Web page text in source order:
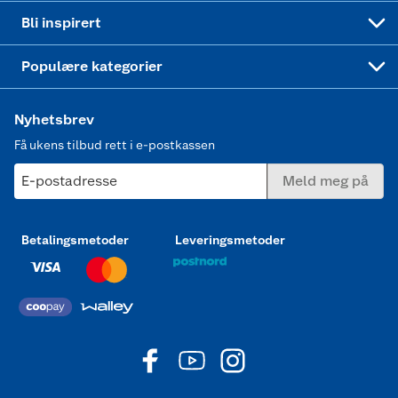
Bli inspirert
Populære kategorier
Nyhetsbrev
Få ukens tilbud rett i e-postkassen
E-postadresse Meld meg på
Betalingsmetoder Leveringsmetoder